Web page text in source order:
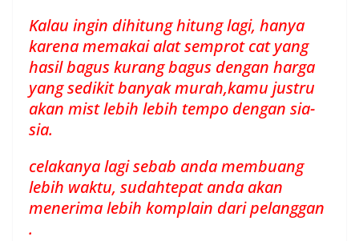
Kalau ingin dihitung hitung lagi, hanya
karena memakai alat semprot cat yang
hasil bagus kurang bagus dengan harga
yang sedikit banyak murah,kamu justru
akan mist lebih lebih tempo dengan sia-
sia.
celakanya lagi sebab anda membuang
lebih waktu, sudahtepat anda akan
menerima lebih komplain dari pelanggan
.